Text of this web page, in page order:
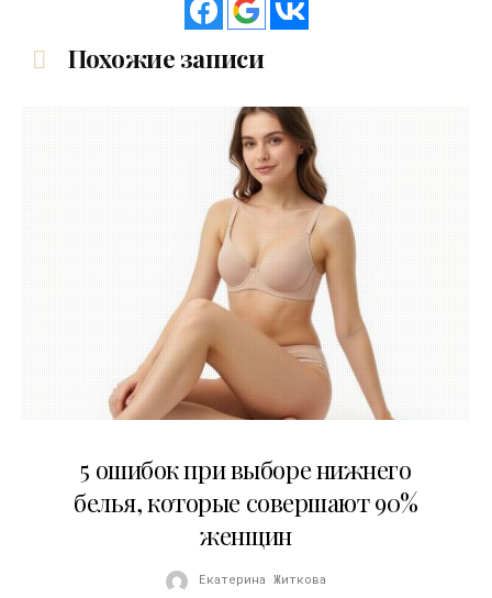
Похожие записи
5 ошибок при выборе нижнего
белья, которые совершают 90%
женщин
Екатерина Житкова